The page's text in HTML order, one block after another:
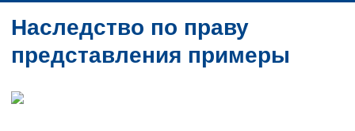
Наследство по праву
представления примеры